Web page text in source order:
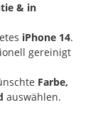
& in
iPhone 14.
gereinigt
Farbe,
auswählen.